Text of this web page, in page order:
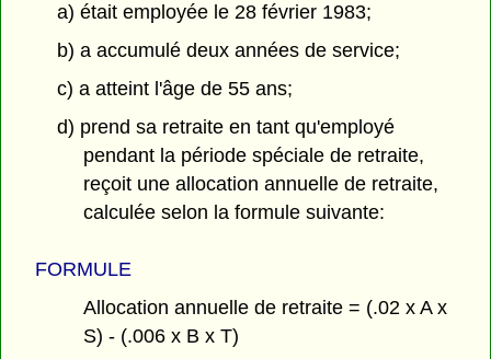
a) était employée le 28 février 1983;
b) a accumulé deux années de service;
c) a atteint l'âge de 55 ans;
d) prend sa retraite en tant qu'employé
pendant la période spéciale de retraite,
reçoit une allocation annuelle de retraite,
calculée selon la formule suivante:
FORMULE
Allocation annuelle de retraite = (.02 x A x
S) - (.006 x B x T)